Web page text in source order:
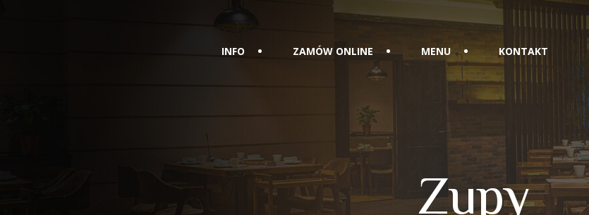
INFO ZAMÓW ONLINE MENU KONTAKT
Zupy